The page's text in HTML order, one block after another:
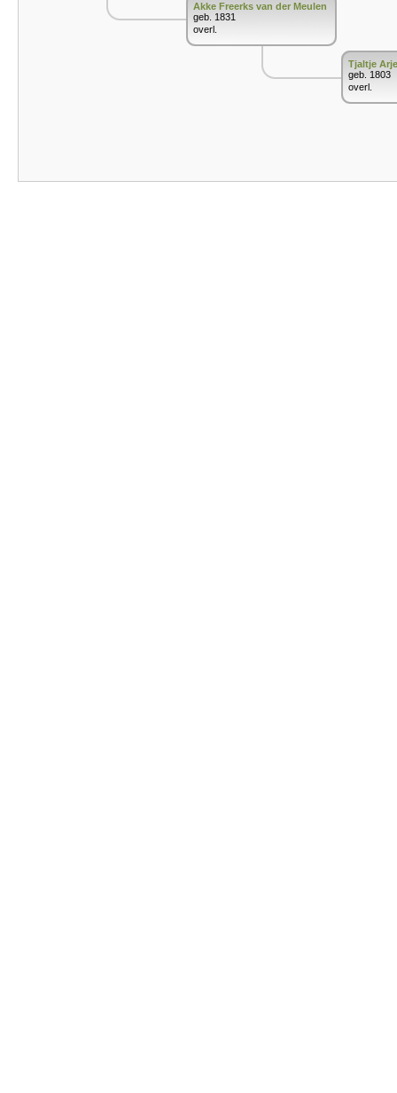
Akke Freerks van der Meulen
geb. 1831
overl.
Tjaltje
geb. 1803
overl.